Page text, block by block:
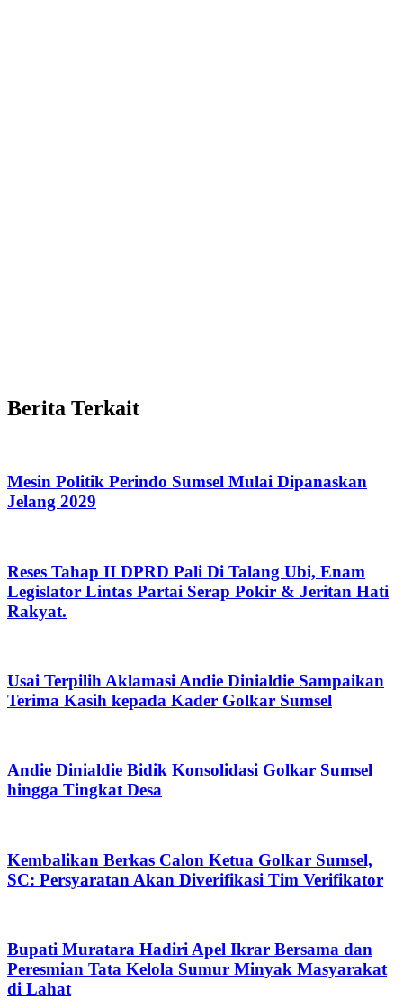
Berita Terkait
Mesin Politik Perindo Sumsel Mulai Dipanaskan
Jelang 2029
Reses Tahap II DPRD Pali Di Talang Ubi, Enam
Legislator Lintas Partai Serap Pokir & Jeritan Hati
Rakyat.
Usai Terpilih Aklamasi Andie Dinialdie Sampaikan
Terima Kasih kepada Kader Golkar Sumsel
Andie Dinialdie Bidik Konsolidasi Golkar Sumsel
hingga Tingkat Desa
Kembalikan Berkas Calon Ketua Golkar Sumsel,
SC: Persyaratan Akan Diverifikasi Tim Verifikator
Bupati Muratara Hadiri Apel Ikrar Bersama dan
Peresmian Tata Kelola Sumur Minyak Masyarakat
di Lahat